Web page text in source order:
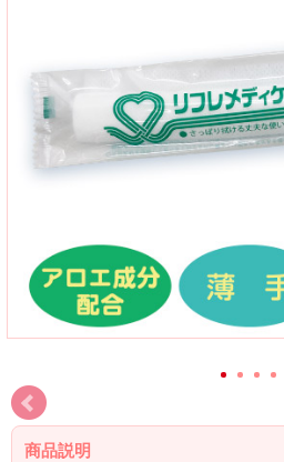
商品説明